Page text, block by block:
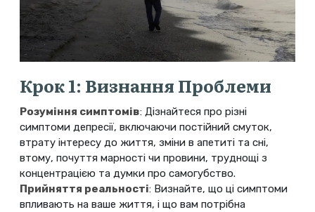
Крок 1: Визнання Проблеми
Розуміння симптомів: Дізнайтеся про різні
симптоми депресії, включаючи постійний смуток,
втрату інтересу до життя, зміни в апетиті та сні,
втому, почуття марності чи провини, труднощі з
концентрацією та думки про самогубство.
Прийняття реальності: Визнайте, що ці симптоми
впливають на ваше життя, і що вам потрібна